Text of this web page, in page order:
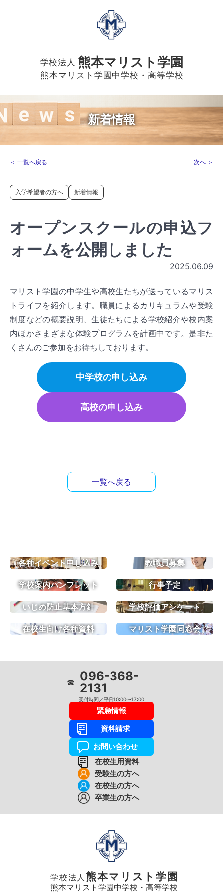
学校法人 熊本マリスト学園
熊本マリスト学園中学校・高等学校
新着情報
＜ 一覧へ戻る 次へ ＞
入学希望者の方へ 新着情報
オープンスクールの申込フ
ォームを公開しました
2025.06.09
マリスト学園の中学生や高校生たちが送っているマリス
トライフを紹介します。職員によるカリキュラムや受験
制度などの概要説明、生徒たちによる学校紹介や校内案
内ほかさまざまな体験プログラムを計画中です。是非た
くさんのご参加をお待ちしております。
中学校の申し込み
高校の申し込み
一覧へ戻る
各種イベント申し込み 教職員募集
学校案内パンフレット 行事予定
いじめ防止基本方針 学校評価アンケート
在校生向け各種資料 マリスト学園同窓会
☎ 096-368-
2131
受付時間／平日10:00〜17:00
緊急情報
資料請求
お問い合わせ
在校生用資料
受験生の方へ
在校生の方へ
卒業生の方へ
学校法人 熊本マリスト学園
熊本マリスト学園中学校・高等学校